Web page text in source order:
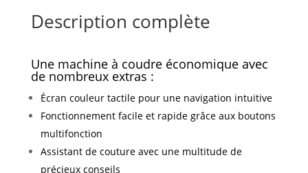
Description complète
Une machine à coudre économique avec
de nombreux extras :
Écran couleur tactile pour une navigation intuitive
Fonctionnement facile et rapide grâce aux boutons
multifonction
Assistant de couture avec une multitude de
précieux conseils